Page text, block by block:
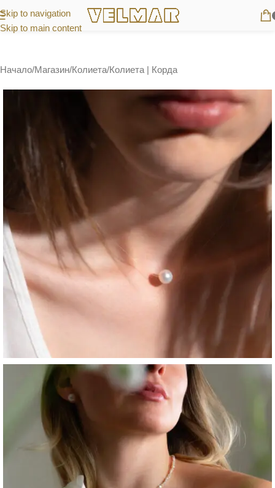
Skip to navigation
Skip to main content
Начало/Магазин/Колиета/Колиета | Корда